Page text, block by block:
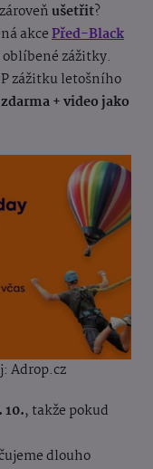
ušetřit?
akcePřed-Black
oblíbené zážitky.
zážitku letošního
+ video jako
Adrop.cz
10., takže pokud
dlouho